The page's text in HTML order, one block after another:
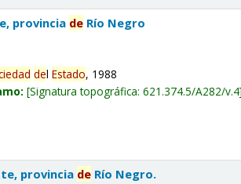
provincia de Río Negro
delEstado, 1988
Signatura topográfica:621.374.5/A282/v.4
provincia de Río Negro.